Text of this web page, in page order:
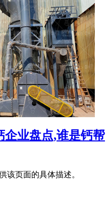
企业盘点,谁是钙帮
该页面的具体描述。